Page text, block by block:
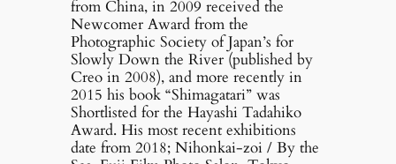
from China, in 2009 received the
Newcomer Award from the
Photographic Society of Japan’s for
Slowly Down the River (published by
Creo in 2008), and more recently in
2015 his book “Shimagatari” was
Shortlisted for the Hayashi Tadahiko
Award. His most recent exhibitions
date from 2018; Nihonkai-zoi / By the